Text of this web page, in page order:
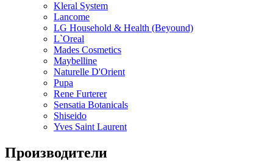
Kleral System
Lancome
LG Household & Health (Beyound)
L`Oreal
Mades Cosmetics
Maybelline
Naturelle D'Orient
Pupa
Rene Furterer
Sensatia Botanicals
Shiseido
Yves Saint Laurent
Производители